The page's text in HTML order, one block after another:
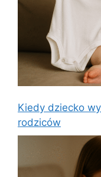
Kiedy dziecko
rodziców